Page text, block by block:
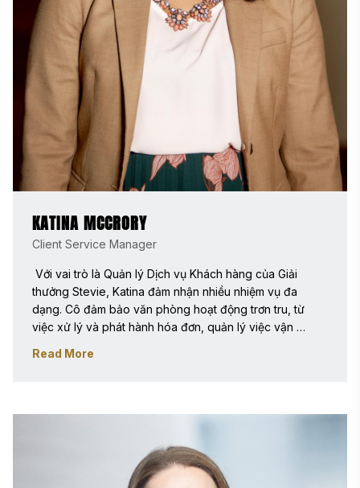
KATINA MCCRORY
Client Service Manager
Với vai trò là Quản lý Dịch vụ Khách hàng của Giải
thưởng Stevie, Katina đảm nhận nhiều nhiệm vụ đa
dạng. Cô đảm bảo văn phòng hoạt động trơn tru, từ
việc xử lý và phát hành hóa đơn, quản lý việc vận
Katina đã làm việc tại Giải thưởng Stevie từ tháng 10 năm
nghiệp Cử nhân Marketing tại Trường Quản lý Wallace
Read More